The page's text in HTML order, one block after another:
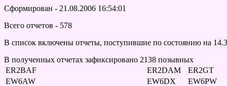
Сформирован - 21.08.2006 16:54:01
Всего отчетов - 578
В список включены отчеты, поступившие по состоянию на
В полученных отчетах зафиксировано 2138 позывных
ER2BAF
ER2DAM
ER2GT
EW6AW
EW6DX
EW6PW